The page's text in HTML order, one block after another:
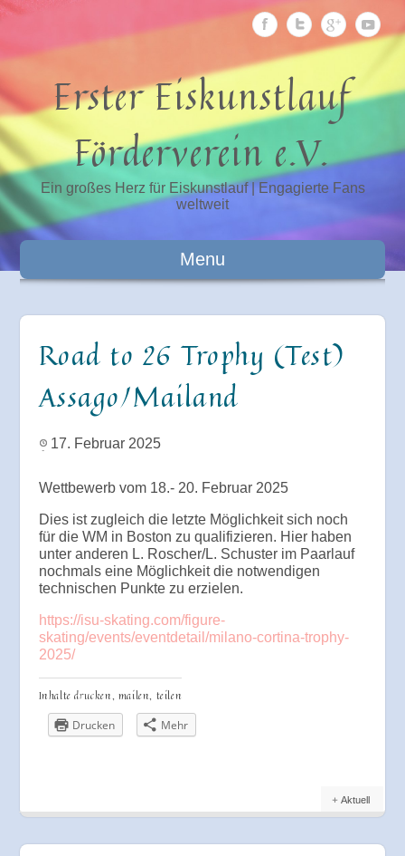
Erster Eiskunstlauf
Förderverein e.V.
Ein großes Herz für Eiskunstlauf | Engagierte Fans
weltweit
Menu
Road to 26 Trophy (Test)
Assago/Mailand
17. Februar 2025
Wettbewerb vom 18.- 20. Februar 2025
Dies ist zugleich die letzte Möglichkeit sich noch
für die WM in Boston zu qualifizieren. Hier haben
unter anderen L. Roscher/L. Schuster im Paarlauf
nochmals eine Möglichkeit die notwendigen
technischen Punkte zu erzielen.
https://isu-skating.com/figure-
skating/events/eventdetail/milano-cortina-trophy-
2025/
Inhalte drucken, mailen, teilen
Drucken Mehr
Aktuell